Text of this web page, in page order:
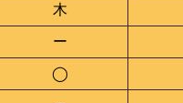
木
ー
◯